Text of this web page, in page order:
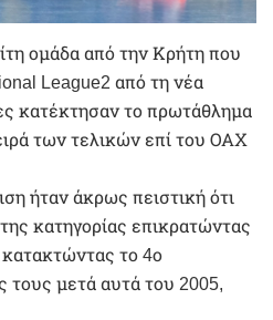
ομάδα από την Κρήτη που
League2 από τη νέα
κατέκτησαν το πρωτάθλημα
των τελικών επί του ΟΑΧ
ήταν άκρως πειστική ότι
της κατηγορίας επικρατώντας
το 4ο
τους μετά αυτά του 2005,